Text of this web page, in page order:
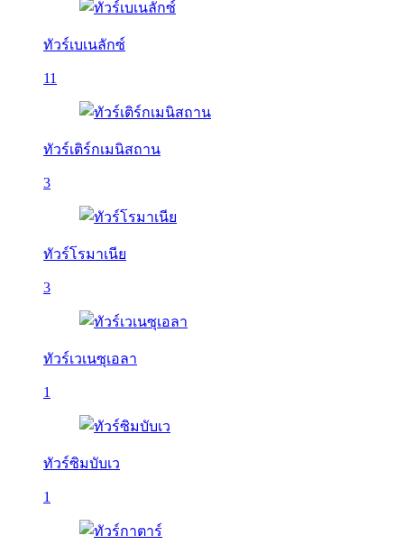
ทัวร์เบเนลักซ์
11
ทัวร์เติร์กเมนิสถาน
3
ทัวร์โรมาเนีย
3
ทัวร์เวเนซุเอลา
1
ทัวร์ซิมบับเว
1